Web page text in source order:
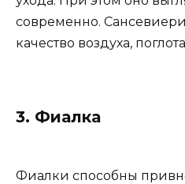
современно.
качество воздуха,
3. Фиалка
Фиалки способны